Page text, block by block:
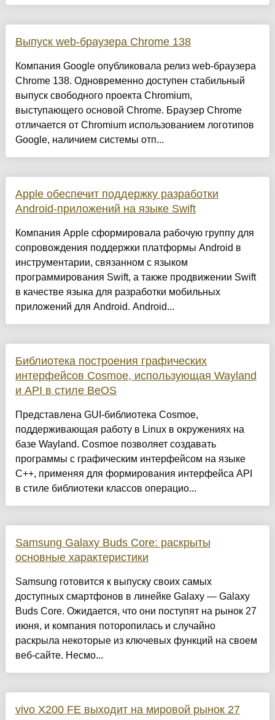
Выпуск web-браузера Chrome 138
Компания Google опубликовала релиз web-браузера
Chrome 138. Одновременно доступен стабильный
выпуск свободного проекта Chromium,
выступающего основой Chrome. Браузер Chrome
отличается от Chromium использованием логотипов
Google, наличием системы отп...
Apple обеспечит поддержку разработки
Android-приложений на языке Swift
Компания Apple сформировала рабочую группу для
сопровождения поддержки платформы Android в
инструментарии, связанном с языком
программирования Swift, а также продвижении Swift
в качестве языка для разработки мобильных
приложений для Android. Android...
Библиотека построения графических
интерфейсов Cosmoe, использующая Wayland
и API в стиле BeOS
Представлена GUI-библиотека Cosmoe,
поддерживающая работу в Linux в окружениях на
базе Wayland. Cosmoe позволяет создавать
программы с графическим интерфейсом на языке
C++, применяя для формирования интерфейса API
в стиле библиотеки классов операцио...
Samsung Galaxy Buds Core: раскрыты
основные характеристики
Samsung готовится к выпуску своих самых
доступных смартфонов в линейке Galaxy — Galaxy
Buds Core. Ожидается, что они поступят на рынок 27
июня, и компания поторопилась и случайно
раскрыла некоторые из ключевых функций на своем
веб-сайте. Несмо...
vivo X200 FE выходит на мировой рынок 27